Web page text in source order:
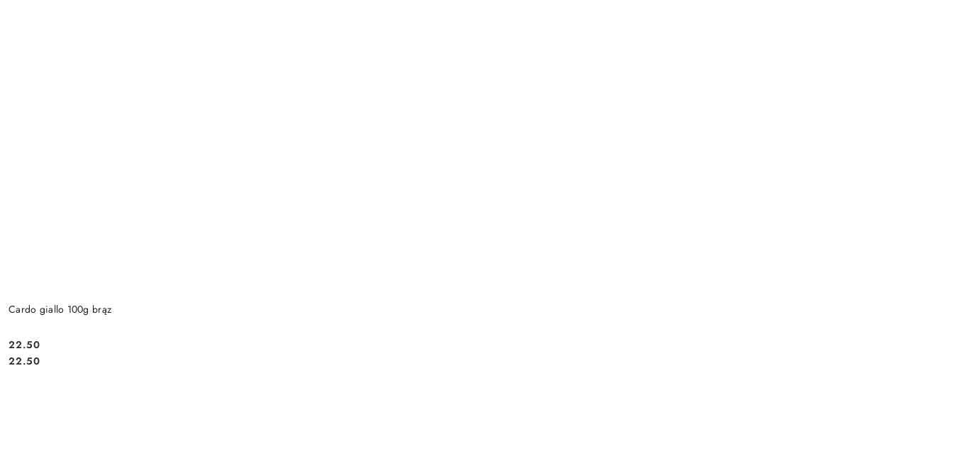
Cardo giallo 100g brąz
Cena:
22.50
Cena:
22.50